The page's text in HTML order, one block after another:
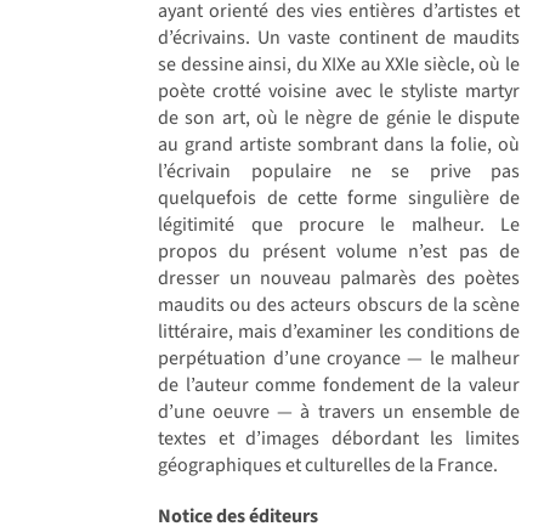
ayant orienté des vies entières d’artistes et
d’écrivains. Un vaste continent de maudits
se dessine ainsi, du XIXe au XXIe siècle, où le
poète crotté voisine avec le styliste martyr
de son art, où le nègre de génie le dispute
au grand artiste sombrant dans la folie, où
l’écrivain populaire ne se prive pas
quelquefois de cette forme singulière de
légitimité que procure le malheur. Le
propos du présent volume n’est pas de
dresser un nouveau palmarès des poètes
maudits ou des acteurs obscurs de la scène
littéraire, mais d’examiner les conditions de
perpétuation d’une croyance — le malheur
de l’auteur comme fondement de la valeur
d’une oeuvre — à travers un ensemble de
textes et d’images débordant les limites
géographiques et culturelles de la France.
Notice des éditeurs